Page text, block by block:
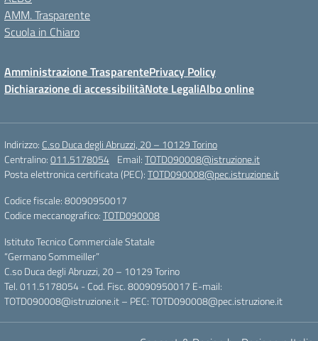
AMM. Trasparente
Scuola in Chiaro
Amministrazione TrasparentePrivacy Policy
Dichiarazione di accessibilitàNote LegaliAlbo online
Indirizzo: C.so Duca degli Abruzzi, 20 – 10129 Torino
Centralino:011.5178054 Email:TOTD090008@istruzione.it
Posta elettronica certificata (PEC):TOTD090008@pec.istruzione.it
Codice fiscale: 80090950017
Codice meccanografico:TOTD090008
Istituto Tecnico Commerciale Statale
“Germano Sommeiller”
C.so Duca degli Abruzzi, 20 – 10129 Torino
Tel. 011.5178054 - Cod. Fisc. 80090950017 E-mail:
TOTD090008@istruzione.it – PEC: TOTD090008@pec.istruzione.it